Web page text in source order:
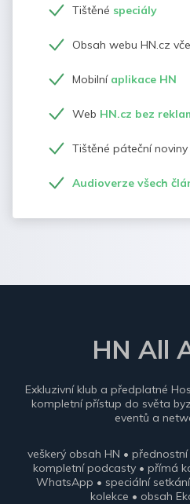
Tištěné speciály
Obsah webu HN.cz
Mobilní aplikace HN
Web HN.cz bez
Tištěné páteční
Audioverze všech
HN All
Exkluzivní klub a předplatné
kompletní přístup do světa
eventů a
veškerý obsah HN •
kompletní podcasty • přímá
WhatsApp • speciální
kolekce • obsah